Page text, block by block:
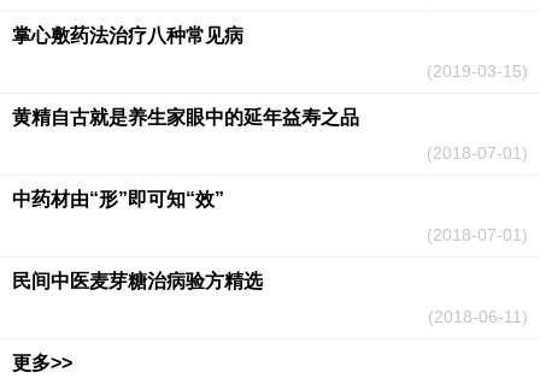
掌心敷药法治疗八种常见病
(2019-03-15)
黄精自古就是养生家眼中的延年益寿之品
(2018-07-01)
中药材由“形”即可知“效”
(2018-07-01)
民间中医麦芽糖治病验方精选
(2018-06-11)
更多>>